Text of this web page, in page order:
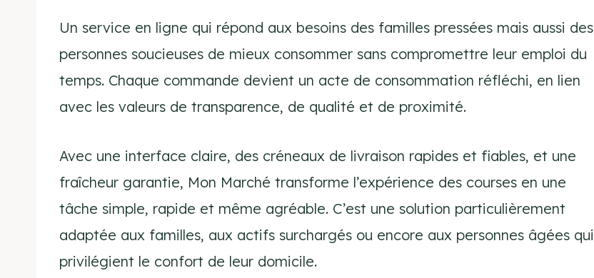
Un service en ligne qui répond aux besoins des familles pressées mais aussi des
personnes soucieuses de mieux consommer sans compromettre leur emploi du
temps. Chaque commande devient un acte de consommation réfléchi, en lien
avec les valeurs de transparence, de qualité et de proximité.
Avec une interface claire, des créneaux de livraison rapides et fiables, et une
fraîcheur garantie, Mon Marché transforme l’expérience des courses en une
tâche simple, rapide et même agréable. C’est une solution particulièrement
adaptée aux familles, aux actifs surchargés ou encore aux personnes âgées qui
privilégient le confort de leur domicile.